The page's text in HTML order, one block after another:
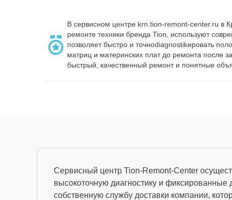
В сервисном центре krn.tion-remont-center.ru в
ремонте техники бренда Tion, используют
позволяет быстро и точноdiagnostikировать
матриц и материнских плат до ремонта после
быстрый, качественный ремонт и понятные
Сервисный центр Tion-Remont-Center
высокоточную диагностику и
собственную службу доставки компании,